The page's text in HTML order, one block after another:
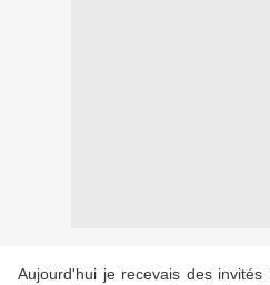
Aujourd'hui je recevais des